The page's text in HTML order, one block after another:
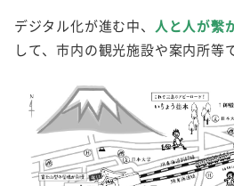
デジタル化が進む中、 人と人が繫
して、市内の観光施設や案内所等